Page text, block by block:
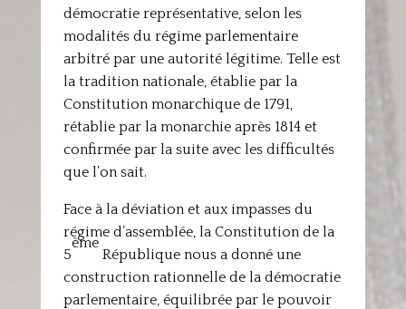
démocratie représentative, selon les
modalités du régime parlementaire
arbitré par une autorité légitime. Telle est
la tradition nationale, établie par la
Constitution monarchique de 1791,
rétablie par la monarchie après 1814 et
confirmée par la suite avec les difficultés
que l’on sait.
Face à la déviation et aux impasses du
régime d’assemblée, la Constitution de la
5
ème
République nous a donné une
construction rationnelle de la démocratie
parlementaire, équilibrée par le pouvoir